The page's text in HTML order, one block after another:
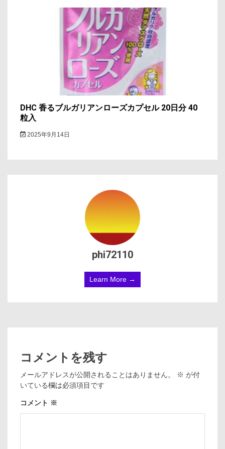
DHC 香るブルガリアンローズカプセル 20日分 40
粒入
2025年9月14日
phi72110
Learn More →
コメントを残す
メールアドレスが公開されることはありません。 ※ が付
いている欄は必須項目です
コメント ※